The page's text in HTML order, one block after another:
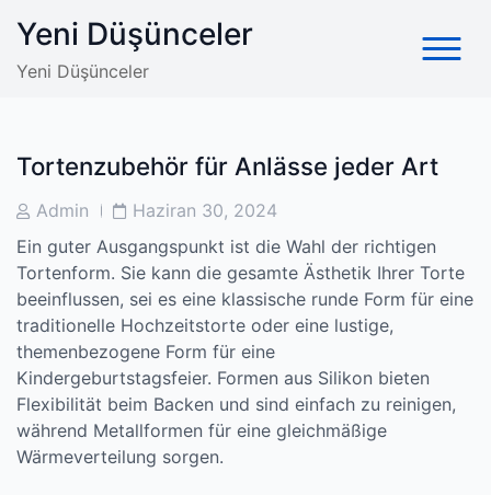
content
Yeni Düşünceler
Yeni Düşünceler
Tortenzubehör für Anlässe jeder Art
PostAdmin
PostHaziran 30, 2024
Ein guter Ausgangspunkt ist die Wahl der richtigen
Tortenform. Sie kann die gesamte Ästhetik Ihrer Torte
beeinflussen, sei es eine klassische runde Form für eine
traditionelle Hochzeitstorte oder eine lustige,
themenbezogene Form für eine
Kindergeburtstagsfeier. Formen aus Silikon bieten
Flexibilität beim Backen und sind einfach zu reinigen,
während Metallformen für eine gleichmäßige
Wärmeverteilung sorgen.